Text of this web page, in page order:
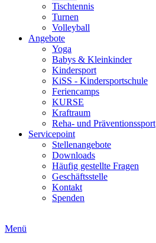
Tischtennis
Turnen
Volleyball
Angebote
Yoga
Babys & Kleinkinder
Kindersport
KiSS - Kindersportschule
Feriencamps
KURSE
Kraftraum
Reha- und Präventionssport
Servicepoint
Stellenangebote
Downloads
Häufig gestellte Fragen
Geschäftsstelle
Kontakt
Spenden
Menü